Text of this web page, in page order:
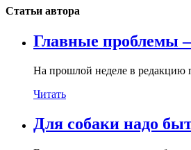
Статьи автора
Главные проблемы
На прошлой неделе в редакцию
Читать
Для собаки надо